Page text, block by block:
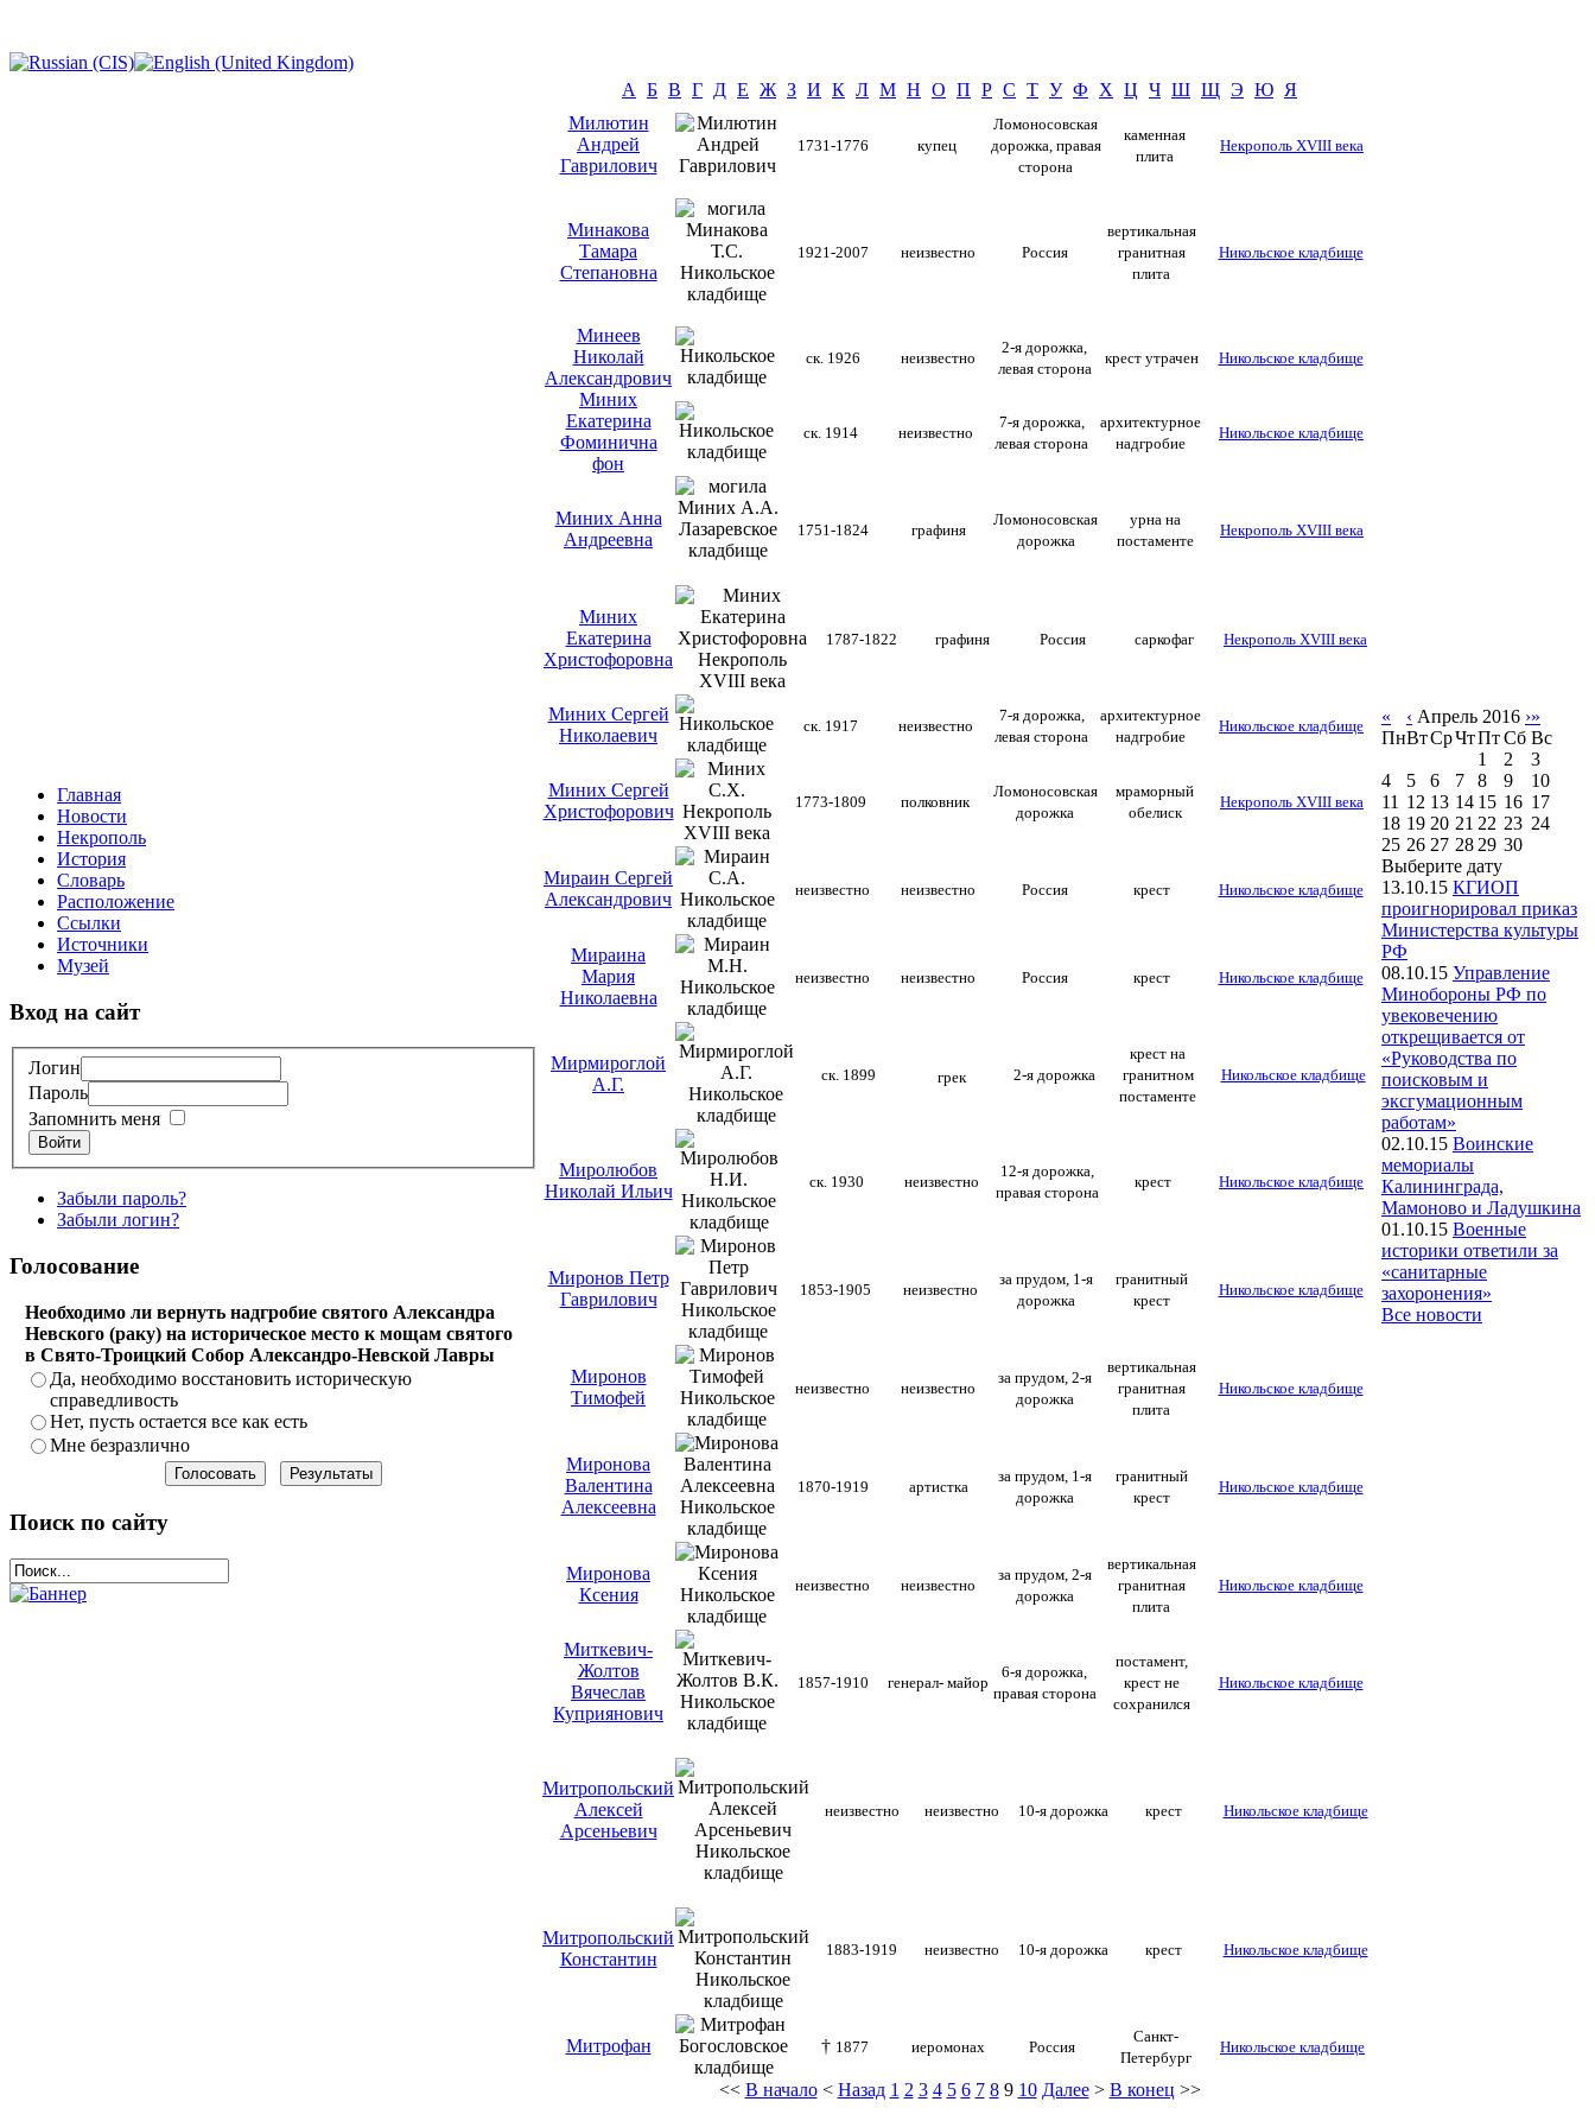
Главная
Новости
Некрополь
История
Словарь
Расположение
Ссылки
Источники
Музей
Вход на сайт
Логин
Пароль
Запомнить меня
Войти
Забыли пароль?
Забыли логин?
Голосование
Необходимо ли вернуть надгробие святого Александра
Невского (раку) на историческое место к мощам святого
в Свято-Троицкий Собор Александро-Невской Лавры
Да, необходимо восстановить историческую
справедливость
Нет, пусть остается все как есть
Мне безразлично
Поиск по сайту
А Б В Г Д Е Ж З И К Л М Н О П Р С Т У Ф Х Ц Ч Ш Щ Э Ю Я
Милютин
Андрей
Гаврилович
1731-1776 купец
Ломоносовская
дорожка, правая
сторона
каменная
плита
Некрополь XVIII века
Минакова
Тамара
Степановна
1921-2007 неизвестно Россия
вертикальная
гранитная
плита
Никольское кладбище
Минеев
Николай
Александрович
ск. 1926 неизвестно
2-я дорожка,
левая сторона
крест утрачен Никольское кладбище
Миних
Екатерина
Фоминична
фон
ск. 1914 неизвестно
7-я дорожка,
левая сторона
архитектурное
надгробие
Никольское кладбище
Миних Анна
Андреевна
1751-1824 графиня
Ломоносовская
дорожка
урна на
постаменте
Некрополь XVIII века
Миних
Екатерина
Христофоровна
1787-1822 графиня Россия саркофаг Некрополь XVIII века
Миних Сергей
Николаевич
ск. 1917 неизвестно
7-я дорожка,
левая сторона
архитектурное
надгробие
Никольское кладбище
Миних Сергей
Христофорович
1773-1809 полковник
Ломоносовская
дорожка
мраморный
обелиск
Некрополь XVIII века
Мираин Сергей
Александрович
неизвестно неизвестно Россия крест Никольское кладбище
Мираина
Мария
Николаевна
неизвестно неизвестно Россия крест Никольское кладбище
Мирмироглой
А.Г.
ск. 1899 грек 2-я дорожка
крест на
гранитном
постаменте
Никольское кладбище
Миролюбов
Николай Ильич
ск. 1930 неизвестно
12-я дорожка,
правая сторона
крест Никольское кладбище
Миронов Петр
Гаврилович
1853-1905 неизвестно
за прудом, 1-я
дорожка
гранитный
крест
Никольское кладбище
Миронов
Тимофей
неизвестно неизвестно
за прудом, 2-я
дорожка
вертикальная
гранитная
плита
Никольское кладбище
Миронова
Валентина
Алексеевна
1870-1919 артистка
за прудом, 1-я
дорожка
гранитный
крест
Никольское кладбище
Миронова
Ксения
неизвестно неизвестно
за прудом, 2-я
дорожка
вертикальная
гранитная
плита
Никольское кладбище
Миткевич-
Жолтов
Вячеслав
Куприянович
1857-1910 генерал- майор
6-я дорожка,
правая сторона
постамент,
крест не
сохранился
Никольское кладбище
Митропольский
Алексей
Арсеньевич
неизвестно неизвестно 10-я дорожка крест Никольское кладбище
Митропольский
Константин
1883-1919 неизвестно 10-я дорожка крест Никольское кладбище
Митрофан † 1877 иеромонах Россия
Санкт-
Петербург
Никольское кладбище
<< В начало< Назад 1 2 3 4 5 6 7 8 9 10 Далее> В конец >>
« ‹ Апрель 2016 ›»
ПнВтСрЧтПтСб Вс
1
2
3
4
5 6 7 8 9
10
11 12 13 14 15 16 17
18 19 20 21 22 23 24
25 26 27 28 29 30
Выберите дату
13.10.15 КГИОП
проигнорировал приказ
Министерства культуры
РФ
08.10.15 Управление
Минобороны РФ по
увековечению
открещивается от
«Руководства по
поисковым и
эксгумационным
работам»
02.10.15 Воинские
мемориалы
Калининграда,
Мамоново и Ладушкина
01.10.15 Военные
историки ответили за
«санитарные
захоронения»
Все новости